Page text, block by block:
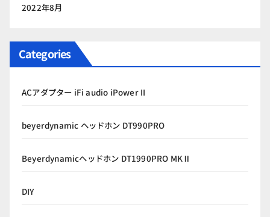
2022年8月
Categories
ACアダプター iFi audio iPower II
beyerdynamic ヘッドホン DT990PRO
Beyerdynamicヘッドホン DT1990PRO MKⅡ
DIY